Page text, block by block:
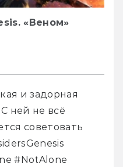
«Веном»
и задорная
ней не всё
советовать
#NotAlone